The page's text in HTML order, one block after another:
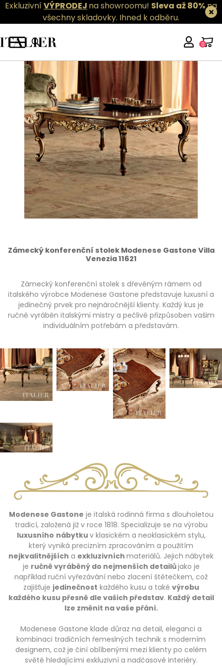
ExkluzivníVÝPRODEJ na showroomu! Sleva až 80%na
všechny skladovky. Ihned k odběru.
0
Zámecký konferenční stolek Modenese Gastone Villa
Venezia 11621
Zámecký konferenční stolek s dřevěným rámem od
italského výrobce Modenese Gastone představuje luxusní a
jedinečný prvek pro nejnáročnější klienty. Každý kus je
ručně vyráběn italskými mistry a pečlivě přizpůsoben vašim
individuálním potřebám a představám.
Modenese Gastone je italská rodinná firma s dlouholetou
tradicí, založená již v roce 1818. Specializuje se na výrobu
luxusního nábytku v klasickém a neoklasickém stylu,
který vyniká precizním zpracováním a použitím
nejkvalitnějších a exkluzivních materiálů. Jejich nábytek
je ručně vyráběný do nejmenších detailůjako je
například ruční vyřezávání nebo zlacení štětečkem, což
zajišťuje jedinečnost každého kusu a také výrobu
každého kusu přesně dle vašich představ. Každý detail
lze změnit na vaše přání.
Modenese Gastone klade důraz na detail, eleganci a
kombinaci tradičních řemeslných technik s moderním
designem, což je činí oblíbenými mezi klienty po celém
světě hledajícími exkluzivní a nadčasové interiéry.